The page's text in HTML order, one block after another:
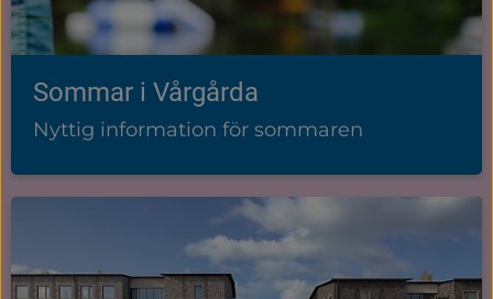
Sommar i Vårgårda
Nyttig information för sommaren